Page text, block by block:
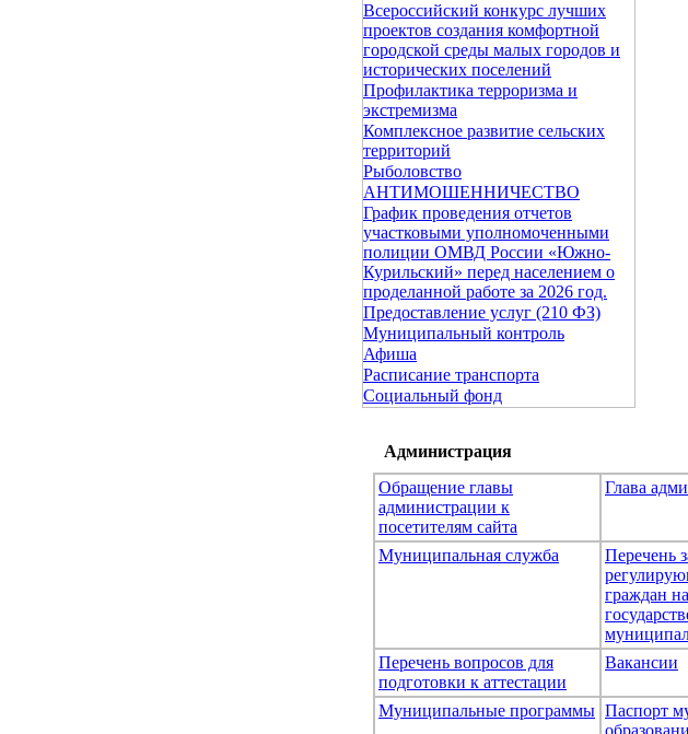
Всероссийский конкурс лучших
проектов создания комфортной
городской среды малых городов и
исторических поселений
Профилактика терроризма и
экстремизма
Комплексное развитие сельских
территорий
Рыболовство
АНТИМОШЕННИЧЕСТВО
График проведения отчетов
участковыми уполномоченными
полиции ОМВД России «Южно-
Курильский» перед населением о
проделанной работе за 2026 год.
Предоставление услуг (210 ФЗ)
Муниципальный контроль
Афиша
Расписание транспорта
Социальный фонд
Администрация
Обращение главы
администрации к
посетителям сайта
Глава
Муниципальная служба
Перечень
граждан на
Перечень вопросов для
подготовки к аттестации
Вакансии
Муниципальные программы Паспорт